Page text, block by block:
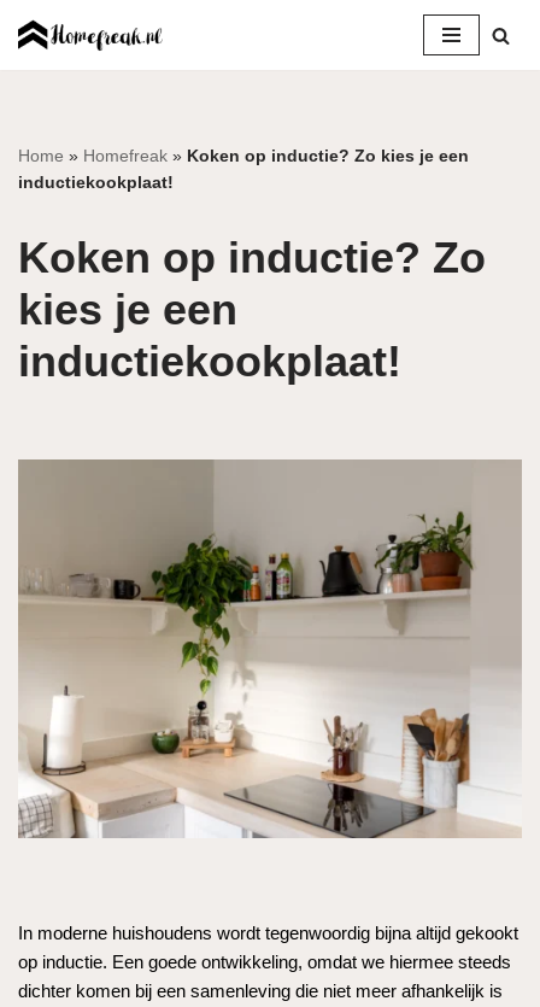
inhoud
Home » Homefreak » Koken op inductie? Zo kies je een
inductiekookplaat!
Koken op inductie? Zo
kies je een
inductiekookplaat!
In moderne huishoudens wordt tegenwoordig bijna altijd gekookt
op inductie. Een goede ontwikkeling, omdat we hiermee steeds
dichter komen bij een samenleving die niet meer afhankelijk is